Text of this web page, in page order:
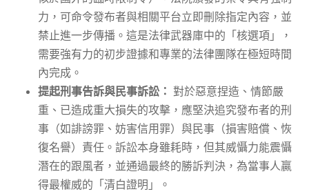
力，可命令發布者與相關平台立即刪除指定內容，並
禁止進一步傳播。這是法律武器庫中的「核選項」，
需要強有力的初步證據和專業的法律團隊在極短時間
內完成。
提起刑事告訴與民事訴訟： 對於惡意捏造、情節嚴
重、已造成重大損失的攻擊，應堅決追究發布者的刑
事（如誹謗罪、妨害信用罪）與民事（損害賠償、恢
復名譽）責任。訴訟本身雖耗時，但其威懾力能震懾
潛在的跟風者，並通過最終的勝訴判決，為當事人贏
得最權威的「清白證明」。